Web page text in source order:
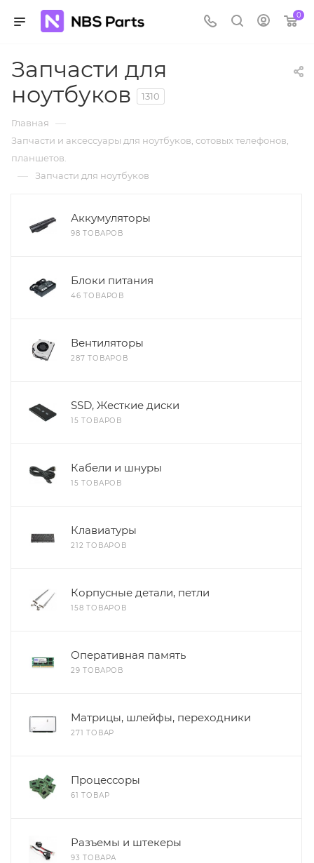
0
Запчасти для
ноутбуков
1310
Главная —
Запчасти и аксессуары для ноутбуков, сотовых телефонов,
планшетов.
— Запчасти для ноутбуков
Аккумуляторы
98 ТОВАРОВ
Блоки питания
46 ТОВАРОВ
Вентиляторы
287 ТОВАРОВ
SSD, Жесткие диски
15 ТОВАРОВ
Кабели и шнуры
15 ТОВАРОВ
Клавиатуры
212 ТОВАРОВ
Корпусные детали, петли
158 ТОВАРОВ
Оперативная память
29 ТОВАРОВ
Матрицы, шлейфы, переходники
271 ТОВАР
Процессоры
61 ТОВАР
Разъемы и штекеры
93 ТОВАРА